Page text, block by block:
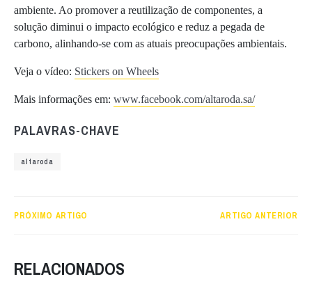
ambiente. Ao promover a reutilização de componentes, a
solução diminui o impacto ecológico e reduz a pegada de
carbono, alinhando-se com as atuais preocupações ambientais.
Veja o vídeo: Stickers on Wheels
Mais informações em: www.facebook.com/altaroda.sa/
PALAVRAS-CHAVE
altaroda
PRÓXIMO ARTIGO ARTIGO ANTERIOR
RELACIONADOS